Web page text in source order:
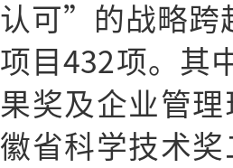
认可”的战略跨
项目432项。其
果奖及企业管
徽省科学技术